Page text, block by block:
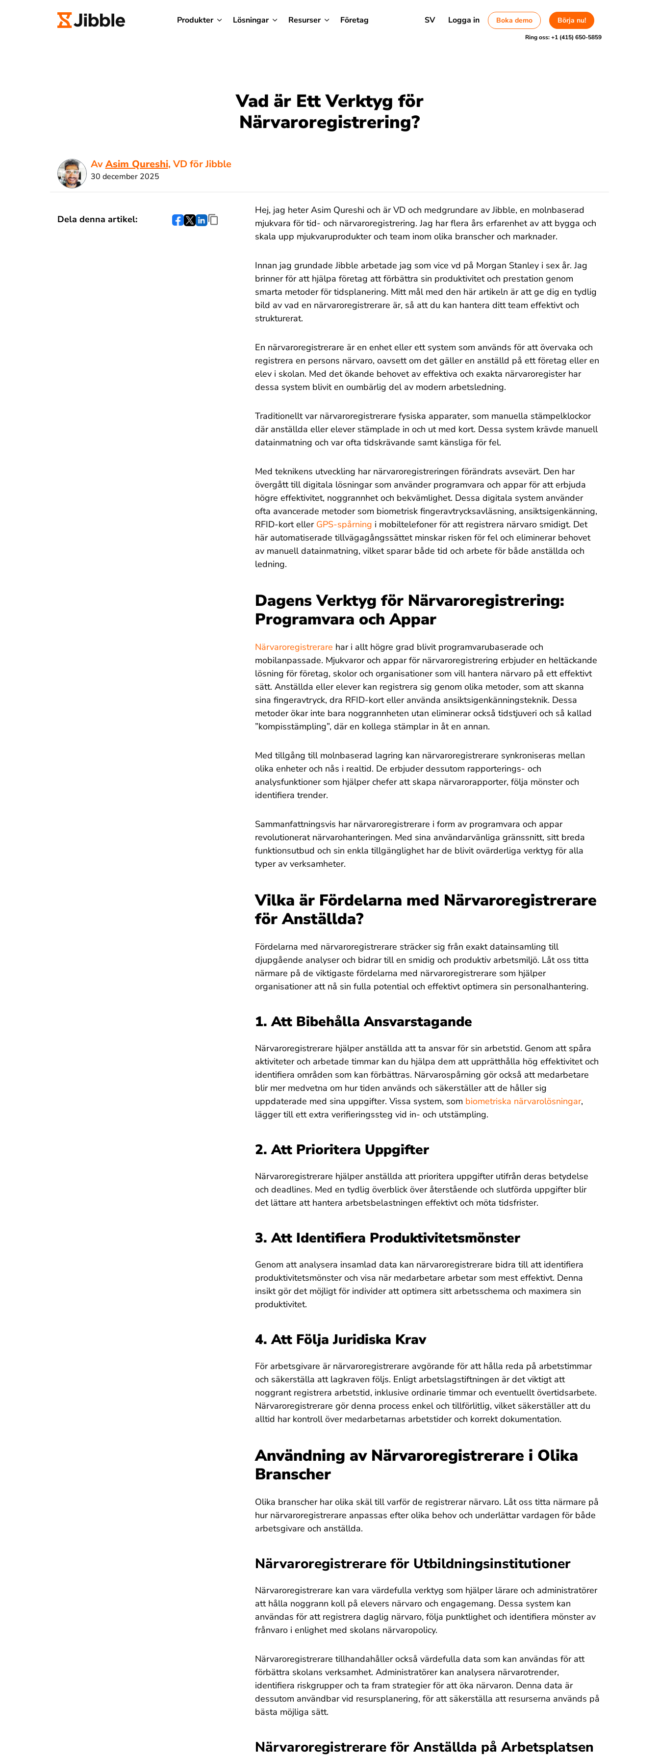
Produkter Lösningar Resurser Företag SV Logga in Boka demo Börja nu!
Ring oss:+1 (415) 650-5859
Vad är Ett Verktyg för
Närvaroregistrering?
AvAsim Qureshi, VD för Jibble
30 december 2025
Dela denna artikel:
Hej, jag heter Asim Qureshi och är VD och medgrundare av Jibble, en molnbaserad
mjukvara för tid- och närvaroregistrering. Jag har flera års erfarenhet av att bygga och
skala upp mjukvaruprodukter och team inom olika branscher och marknader.
Innan jag grundade Jibble arbetade jag som vice vd på Morgan Stanley i sex år. Jag
brinner för att hjälpa företag att förbättra sin produktivitet och prestation genom
smarta metoder för tidsplanering. Mitt mål med den här artikeln är att ge dig en tydlig
bild av vad en närvaroregistrerare är, så att du kan hantera ditt team effektivt och
strukturerat.
En närvaroregistrerare är en enhet eller ett system som används för att övervaka och
registrera en persons närvaro, oavsett om det gäller en anställd på ett företag eller en
elev i skolan. Med det ökande behovet av effektiva och exakta närvaroregister har
dessa system blivit en oumbärlig del av modern arbetsledning.
Traditionellt var närvaroregistrerare fysiska apparater, som manuella stämpelklockor
där anställda eller elever stämplade in och ut med kort. Dessa system krävde manuell
datainmatning och var ofta tidskrävande samt känsliga för fel.
Med teknikens utveckling har närvaroregistreringen förändrats avsevärt. Den har
övergått till digitala lösningar som använder programvara och appar för att erbjuda
högre effektivitet, noggrannhet och bekvämlighet. Dessa digitala system använder
ofta avancerade metoder som biometrisk fingeravtrycksavläsning, ansiktsigenkänning,
RFID-kort eller GPS-spårning i mobiltelefoner för att registrera närvaro smidigt. Det
här automatiserade tillvägagångssättet minskar risken för fel och eliminerar behovet
av manuell datainmatning, vilket sparar både tid och arbete för både anställda och
ledning.
Dagens Verktyg för Närvaroregistrering:
Programvara och Appar
Närvaroregistrerare har i allt högre grad blivit programvarubaserade och
mobilanpassade. Mjukvaror och appar för närvaroregistrering erbjuder en heltäckande
lösning för företag, skolor och organisationer som vill hantera närvaro på ett effektivt
sätt. Anställda eller elever kan registrera sig genom olika metoder, som att skanna
sina fingeravtryck, dra RFID-kort eller använda ansiktsigenkänningsteknik. Dessa
metoder ökar inte bara noggrannheten utan eliminerar också tidstjuveri och så kallad
”kompisstämpling”, där en kollega stämplar in åt en annan.
Med tillgång till molnbaserad lagring kan närvaroregistrerare synkroniseras mellan
olika enheter och nås i realtid. De erbjuder dessutom rapporterings- och
analysfunktioner som hjälper chefer att skapa närvarorapporter, följa mönster och
identifiera trender.
Sammanfattningsvis har närvaroregistrerare i form av programvara och appar
revolutionerat närvarohanteringen. Med sina användarvänliga gränssnitt, sitt breda
funktionsutbud och sin enkla tillgänglighet har de blivit ovärderliga verktyg för alla
typer av verksamheter.
Vilka är Fördelarna med Närvaroregistrerare
för Anställda?
Fördelarna med närvaroregistrerare sträcker sig från exakt datainsamling till
djupgående analyser och bidrar till en smidig och produktiv arbetsmiljö. Låt oss titta
närmare på de viktigaste fördelarna med närvaroregistrerare som hjälper
organisationer att nå sin fulla potential och effektivt optimera sin personalhantering.
1. Att Bibehålla Ansvarstagande
Närvaroregistrerare hjälper anställda att ta ansvar för sin arbetstid. Genom att spåra
aktiviteter och arbetade timmar kan du hjälpa dem att upprätthålla hög effektivitet och
identifiera områden som kan förbättras. Närvarospårning gör också att medarbetare
blir mer medvetna om hur tiden används och säkerställer att de håller sig
uppdaterade med sina uppgifter. Vissa system, som biometriska närvarolösningar,
lägger till ett extra verifieringssteg vid in- och utstämpling.
2. Att Prioritera Uppgifter
Närvaroregistrerare hjälper anställda att prioritera uppgifter utifrån deras betydelse
och deadlines. Med en tydlig överblick över återstående och slutförda uppgifter blir
det lättare att hantera arbetsbelastningen effektivt och möta tidsfrister.
3. Att Identifiera Produktivitetsmönster
Genom att analysera insamlad data kan närvaroregistrerare bidra till att identifiera
produktivitetsmönster och visa när medarbetare arbetar som mest effektivt. Denna
insikt gör det möjligt för individer att optimera sitt arbetsschema och maximera sin
produktivitet.
4. Att Följa Juridiska Krav
För arbetsgivare är närvaroregistrerare avgörande för att hålla reda på arbetstimmar
och säkerställa att lagkraven följs. Enligt arbetslagstiftningen är det viktigt att
noggrant registrera arbetstid, inklusive ordinarie timmar och eventuellt övertidsarbete.
Närvaroregistrerare gör denna process enkel och tillförlitlig, vilket säkerställer att du
alltid har kontroll över medarbetarnas arbetstider och korrekt dokumentation.
Användning av Närvaroregistrerare i Olika
Branscher
Olika branscher har olika skäl till varför de registrerar närvaro. Låt oss titta närmare på
hur närvaroregistrerare anpassas efter olika behov och underlättar vardagen för både
arbetsgivare och anställda.
Närvaroregistrerare för Utbildningsinstitutioner
Närvaroregistrerare kan vara värdefulla verktyg som hjälper lärare och administratörer
att hålla noggrann koll på elevers närvaro och engagemang. Dessa system kan
användas för att registrera daglig närvaro, följa punktlighet och identifiera mönster av
frånvaro i enlighet med skolans närvaropolicy.
Närvaroregistrerare tillhandahåller också värdefulla data som kan användas för att
förbättra skolans verksamhet. Administratörer kan analysera närvarotrender,
identifiera riskgrupper och ta fram strategier för att öka närvaron. Denna data är
dessutom användbar vid resursplanering, för att säkerställa att resurserna används på
bästa möjliga sätt.
Närvaroregistrerare för Anställda på Arbetsplatsen